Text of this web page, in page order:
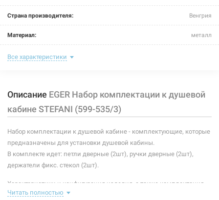
Страна производителя: Венгрия
Материал: металл
Тип:
Все характеристики
Описание EGER Набор комплектации к душевой
кабине STEFANI (599-535/3)
Набор комплектации к душевой кабине - комплектующие, которые
предназначены для установки душевой кабины.
В комплекте идет: петли дверные (2шт), ручки дверные (2шт),
держатели фикс. стекол (2шт).
Характеристики и конфигурация изделия, а также комплектация
товара могут изменяться производителем без уведомления. За
Читать полностью